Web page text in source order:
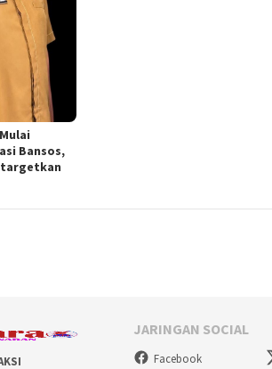
Bansos,
JARINGAN SOCIAL
Facebook